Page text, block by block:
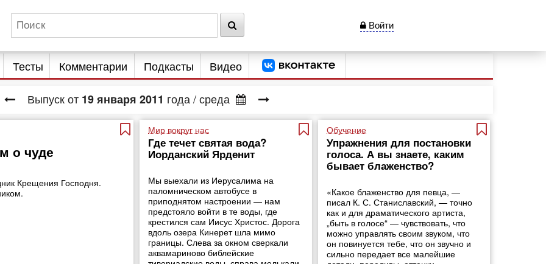
Войти
Тесты Комментарии Подкасты Видео
Выпуск от 19января 2011 года/ среда
о чуде
Крещения Господня.
Мир вокруг нас
Где течет святая вода?
Иорданский Ярденит
Мы выехали из Иерусалима на
паломническом автобусе в
приподнятом настроении — нам
предстояло войти в те воды, где
крестился сам Иисус Христос. Дорога
вдоль озера Кинерет шла мимо
границы. Слева за окном сверкали
аквамариново библейские
Обучение
Упражнения для постановки
голоса. А вы знаете, каким
бывает блаженство?
«Какое блаженство для певца, —
писал К. С. Станиславский, — точно
как и для драматического артиста,
„быть в голосе“ — чувствовать, что
можно управлять своим звуком, что
он повинуется тебе, что он звучно и
сильно передает все малейшие